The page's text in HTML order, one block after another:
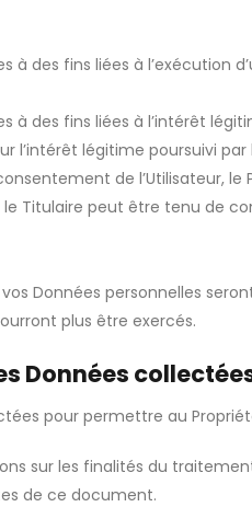
à des fins liées à l’exécution
à des fins liées à l’intérêt
l’intérêt légitime poursuivi
de l’Utilisateur,
Titulaire peut être tenu de
Données personnelles
plus être exercés.
Données
pour permettre au
sur les finalités du
de ce document.